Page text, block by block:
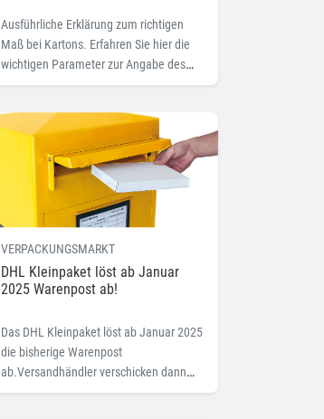
Ausführliche Erklärung zum richtigen
Maß bei Kartons. Erfahren Sie hier die
wichtigen Parameter zur Angabe des
korrekten Innen- oder Außenmaßes.
VERPACKUNGSMARKT
DHL Kleinpaket löst ab Januar
2025 Warenpost ab!
Das DHL Kleinpaket löst ab Januar 2025
die bisherige Warenpost
ab.Versandhändler verschicken dann
kleine Ware national mit dem günstigen